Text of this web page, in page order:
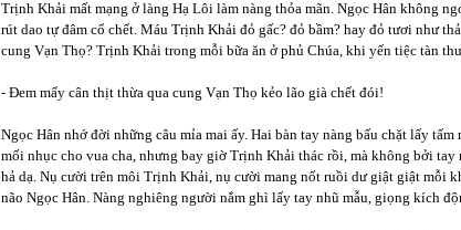
Trịnh Khải mất mạng ở làng Hạ Lôi làm nàng thỏa mãn. Ngọc Hân không
rút dao tự đâm cổ chết. Máu Trịnh Khải đỏ gấc? đỏ bầm? hay đỏ tươi như
cung Vạn Thọ? Trịnh Khải trong mỗi bữa ăn ở phủ Chúa, khi yến tiệc tàn
- Đem mấy cân thịt thừa qua cung Vạn Thọ kẻo lão già chết đói!
Ngọc Hân nhớ đời những câu mỉa mai ấy. Hai bàn tay nàng bấu chặt lấy
mối nhục cho vua cha, nhưng bay giờ Trịnh Khải thác rồi, mà không bởi
hả dạ. Nụ cười trên môi Trịnh Khải, nụ cười mang nốt ruồi dư giật giật mỗi
não Ngọc Hân. Nàng nghiêng người nắm ghì lấy tay nhũ mẫu, giọng kích